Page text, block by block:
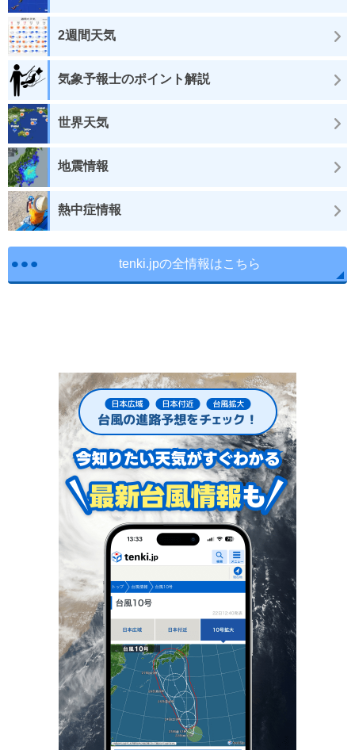
2週間天気
気象予報士のポイント解説
世界天気
地震情報
熱中症情報
tenki.jpの全情報はこちら